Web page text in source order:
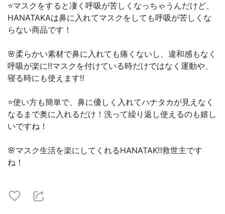
⭐️マスクをすると凄く呼吸が苦しくなっちゃうんだけど、
HANATAKAは鼻に入れてマスクをしても呼吸が苦しくな
らない商品です！
🌸柔らかい素材で鼻に入れても痛くないし、違和感もなく
呼吸が楽に‼️マスクを付けている時だけではなく運動や、
寝る時にも使えます‼️
⭐️使い方も簡単で、鼻に優しく入れてハナタカが見えなく
なるまで奥に入れるだけ！洗って繰り返し使えるのも嬉し
いですね！
🌸マスク生活を楽にしてくれるHANATAK‼️救世主です
ね！